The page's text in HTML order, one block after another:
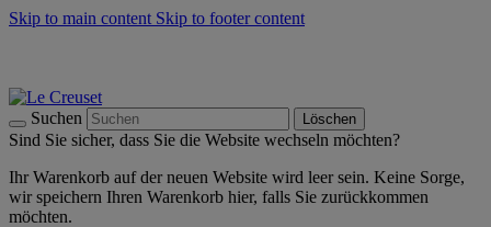
Skip to main content Skip to footer content
Suchen Löschen
Sind Sie sicher, dass Sie die Website wechseln möchten?
Ihr Warenkorb auf der neuen Website wird leer sein. Keine Sorge,
wir speichern Ihren Warenkorb hier, falls Sie zurückkommen
möchten.